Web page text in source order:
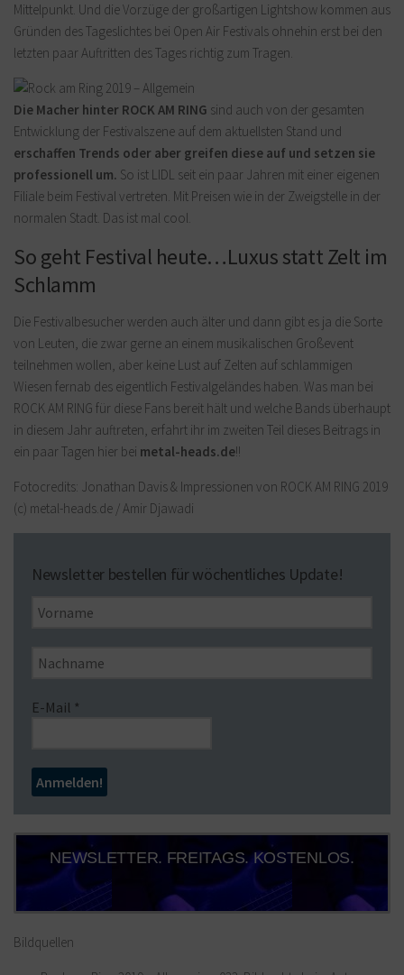
Mittelpunkt. Und die Vorzüge der großartigen Lightshow kommen aus
Gründen des Tageslichtes bei Open Air Festivals ohnehin erst bei den
letzten paar Auftritten des Tages richtig zum Tragen.
Die Macher hinter ROCK AM RING sind auch von der gesamten
Entwicklung der Festivalszene auf dem aktuellsten Stand und
erschaffen Trends oder aber greifen diese auf und setzen sie
professionell um. So ist LIDL seit ein paar Jahren mit einer eigenen
Filiale beim Festival vertreten. Mit Preisen wie in der Zweigstelle in der
normalen Stadt. Das ist mal cool.
So geht Festival heute…Luxus statt Zelt im
Schlamm
Die Festivalbesucher werden auch älter und dann gibt es ja die Sorte
von Leuten, die zwar gerne an einem musikalischen Großevent
teilnehmen wollen, aber keine Lust auf Zelten auf schlammigen
Wiesen fernab des eigentlich Festivalgeländes haben. Was man bei
ROCK AM RING für diese Fans bereit hält und welche Bands überhaupt
in diesem Jahr auftreten, erfahrt ihr im zweiten Teil dieses Beitrags in
ein paar Tagen hier bei metal-heads.de!!
Fotocredits: Jonathan Davis & Impressionen von ROCK AM RING 2019
(c) metal-heads.de / Amir Djawadi
Newsletter bestellen für wöchentliches Update!
E-Mail *
NEWSLETTER. FREITAGS. KOSTENLOS.
Bildquellen